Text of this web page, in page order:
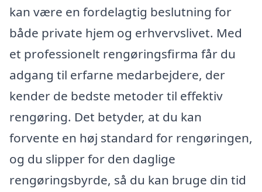
kan være en fordelagtig beslutning for
både private hjem og erhvervslivet. Med
et professionelt rengøringsfirma får du
adgang til erfarne medarbejdere, der
kender de bedste metoder til effektiv
rengøring. Det betyder, at du kan
forvente en høj standard for rengøringen,
og du slipper for den daglige
rengøringsbyrde, så du kan bruge din tid